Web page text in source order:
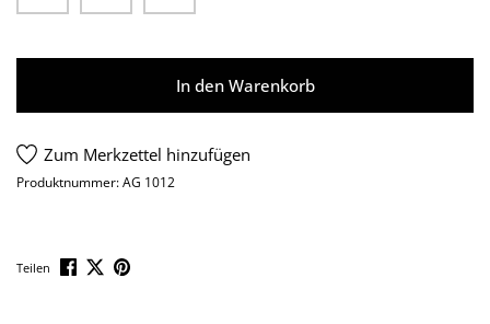
In den Warenkorb
Zum Merkzettel hinzufügen
Produktnummer:AG 1012
Teilen